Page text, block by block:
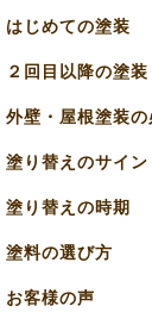
はじめての塗装
２回目以降の塗装
外壁・屋根塗装の
塗り替えのサイン
塗り替えの時期
塗料の選び方
お客様の声